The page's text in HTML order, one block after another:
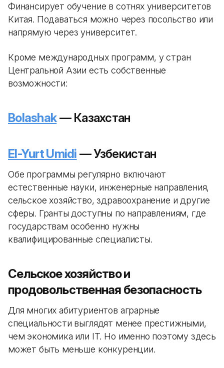
Финансирует обучение в сотнях университетов
Китая. Подаваться можно через посольство или
напрямую через университет.
Кроме международных программ, у стран
Центральной Азии есть собственные
возможности:
Bolashak— Казахстан
El-Yurt Umidi — Узбекистан
Обе программы регулярно включают
естественные науки, инженерные направления,
сельское хозяйство, здравоохранение и другие
сферы. Гранты доступны по направлениям, где
государствам особенно нужны
квалифицированные специалисты.
Сельское хозяйство и
продовольственная безопасность
Для многих абитуриентов аграрные
специальности выглядят менее престижными,
чем экономика или IT. Но именно поэтому здесь
может быть меньше конкуренции.